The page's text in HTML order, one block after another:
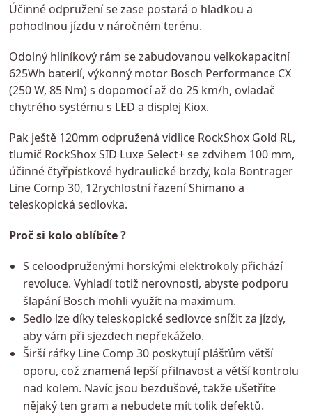
Účinné odpružení se zase postará o hladkou a
pohodlnou jízdu v náročném terénu.
Odolný hliníkový rám se zabudovanou velkokapacitní
625Wh baterií, výkonný motor Bosch Performance CX
(250 W, 85 Nm) s dopomocí až do 25 km/h, ovladač
chytrého systému s LED a displej Kiox.
Pak ještě 120mm odpružená vidlice RockShox Gold RL,
tlumič RockShox SID Luxe Select+ se zdvihem 100 mm,
účinné čtyřpístkové hydraulické brzdy, kola Bontrager
Line Comp 30, 12rychlostní řazení Shimano a
teleskopická sedlovka.
Proč si kolo oblíbíte ?
S celoodpruženými horskými elektrokoly přichází
revoluce. Vyhladí totiž nerovnosti, abyste podporu
šlapání Bosch mohli využít na maximum.
Sedlo lze díky teleskopické sedlovce snížit za jízdy,
aby vám při sjezdech nepřekáželo.
Širší ráfky Line Comp 30 poskytují plášťům větší
oporu, což znamená lepší přilnavost a větší kontrolu
nad kolem. Navíc jsou bezdušové, takže ušetříte
nějaký ten gram a nebudete mít tolik defektů.